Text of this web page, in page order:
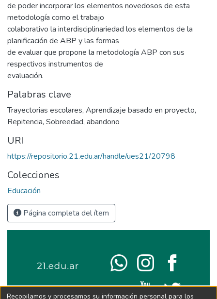
de poder incorporar los elementos novedosos de esta
metodología como el trabajo
colaborativo la interdisciplinariedad los elementos de la
planificación de ABP y las formas
de evaluar que propone la metodología ABP con sus
respectivos instrumentos de
evaluación.
Palabras clave
Trayectorias escolares, Aprendizaje basado en proyecto,
Repitencia, Sobreedad, abandono
URI
https://repositorio.21.edu.ar/handle/ues21/20798
Colecciones
Educación
Página completa del ítem
Recopilamos y procesamos su información personal para los